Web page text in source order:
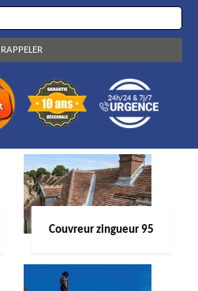
Couvreur zingueur 95